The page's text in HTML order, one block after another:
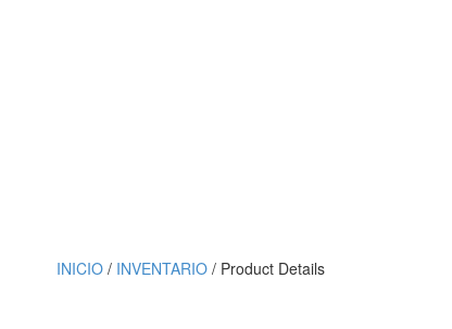
INICIO/ INVENTARIO/ Product Details